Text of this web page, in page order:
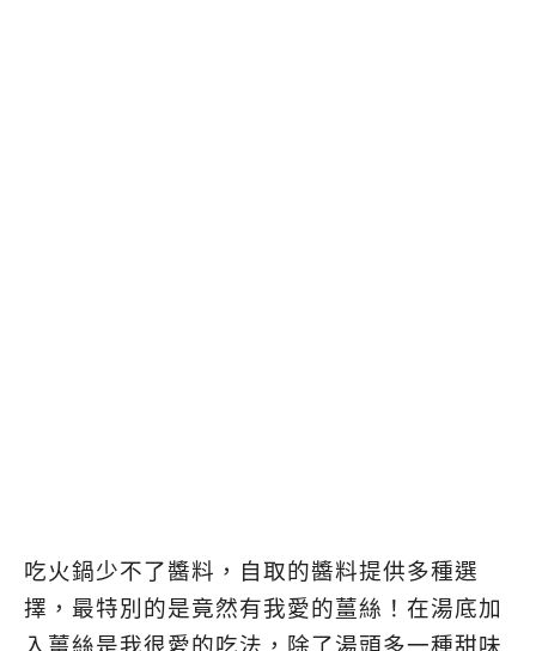
吃火鍋少不了醬料，自取的醬料提供多種選
擇，最特別的是竟然有我愛的薑絲！在湯底加
入薑絲是我很愛的吃法，除了湯頭多一種甜味